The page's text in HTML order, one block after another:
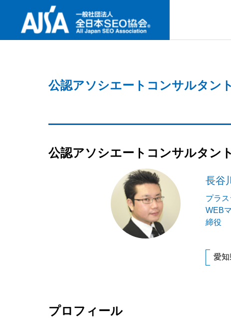
最新セミナー
何故今、
要なのか？
PROJECT
検定試験
CERTIFICATION
ABOUT US
ABOUT US
代表挨拶
公認アソシエートコンサルタン
公認アソシエートコンサルタント
長谷
プラ
WEB
締役
愛知
プロフィール